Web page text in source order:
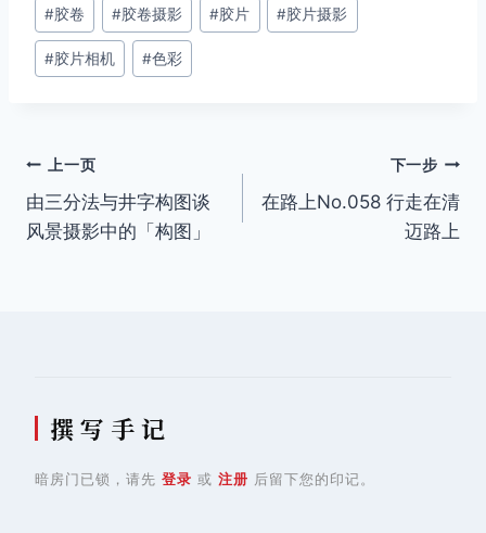
标
签：
#胶卷 #胶卷摄影 #胶片 #胶片摄影
#胶片相机 #色彩
文
章
上一页
由三分法与井字构图谈
风景摄影中的「构图」
下一步
在路上No.058 行走在清
迈路上
撰 写 手 记
暗房门已锁，请先 登录 或 注册 后留下您的印记。